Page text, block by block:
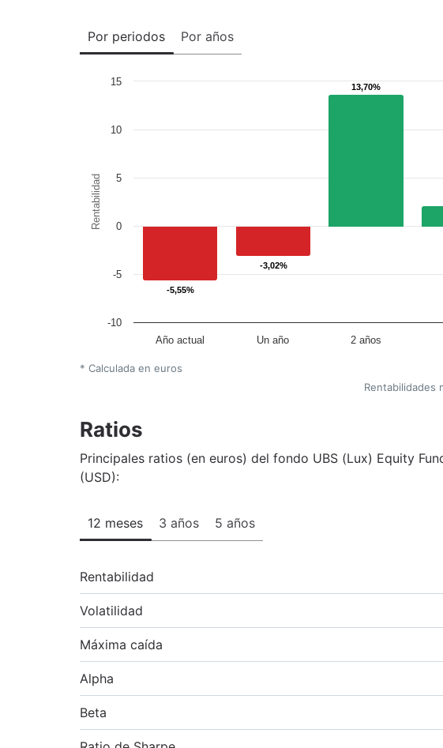
Por periodos Por años
Rentabilidad
-5,55%
-5,55%
-3,02%
-3,02%
13,70%
13,70%
Año actual Un año 2 años
-10
-5
0
5
10
15
* Calculada en euros
Rentabilidades
Ratios
Principales ratios (en euros) del fondo UBS (Lux) Equity
(USD):
12 meses 3 años 5 años
Rentabilidad
Volatilidad
Máxima caída
Alpha
Beta